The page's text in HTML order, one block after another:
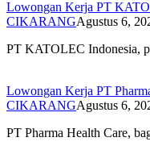
Lowongan Kerja PT
CIKARANGAgustus 6,
PT KATOLEC Indonesia,
Lowongan Kerja PT
CIKARANGAgustus 6,
PT Pharma Health Care,